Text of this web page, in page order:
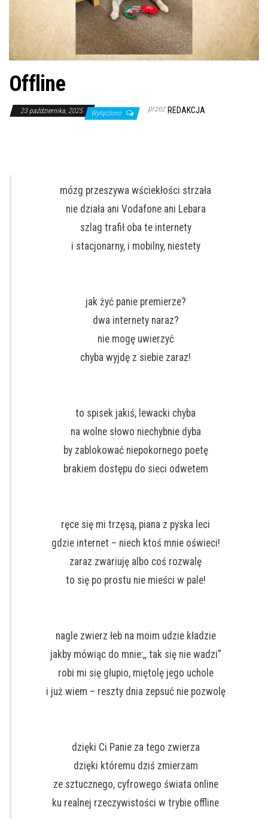
Offline
23 października, 2025 Wyłączono przez REDAKCJA
mózg przeszywa wściekłości strzała
nie działa ani Vodafone ani Lebara
szlag trafił oba te internety
i stacjonarny, i mobilny, niestety
jak żyć panie premierze?
dwa internety naraz?
nie mogę uwierzyć
chyba wyjdę z siebie zaraz!
to spisek jakiś, lewacki chyba
na wolne słowo niechybnie dyba
by zablokować niepokornego poetę
brakiem dostępu do sieci odwetem
ręce się mi trzęsą, piana z pyska leci
gdzie internet – niech ktoś mnie oświeci!
zaraz zwariuję albo coś rozwalę
to się po prostu nie mieści w pale!
nagle zwierz łeb na moim udzie kładzie
jakby mówiąc do mnie:,, tak się nie wadzi”
robi mi się głupio, miętolę jego uchole
i już wiem – reszty dnia zepsuć nie pozwolę
dzięki Ci Panie za tego zwierza
dzięki któremu dziś zmierzam
ze sztucznego, cyfrowego świata online
ku realnej rzeczywistości w trybie offline